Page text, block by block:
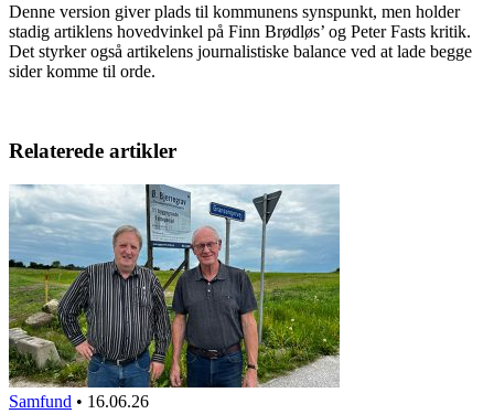
Denne version giver plads til kommunens synspunkt, men holder
stadig artiklens hovedvinkel på Finn Brødløs’ og Peter Fasts kritik.
Det styrker også artikelens journalistiske balance ved at lade begge
sider komme til orde.
Relaterede artikler
Samfund • 16.06.26